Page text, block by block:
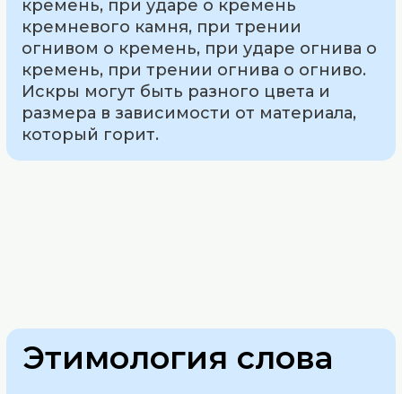
кремень, при ударе о кремень
кремневого камня, при трении
огнивом о кремень, при ударе огнива о
кремень, при трении огнива о огниво.
Искры могут быть разного цвета и
размера в зависимости от материала,
который горит.
Этимология слова